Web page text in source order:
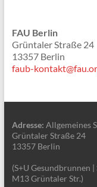
FAU Berlin
Grüntaler Straße 24
13357 Berlin
faub-
Adresse: Allgemeines
Grüntaler Straße 24
13357 Berlin
(S+U Gesundbrunnen
M13 Grüntaler Str.)